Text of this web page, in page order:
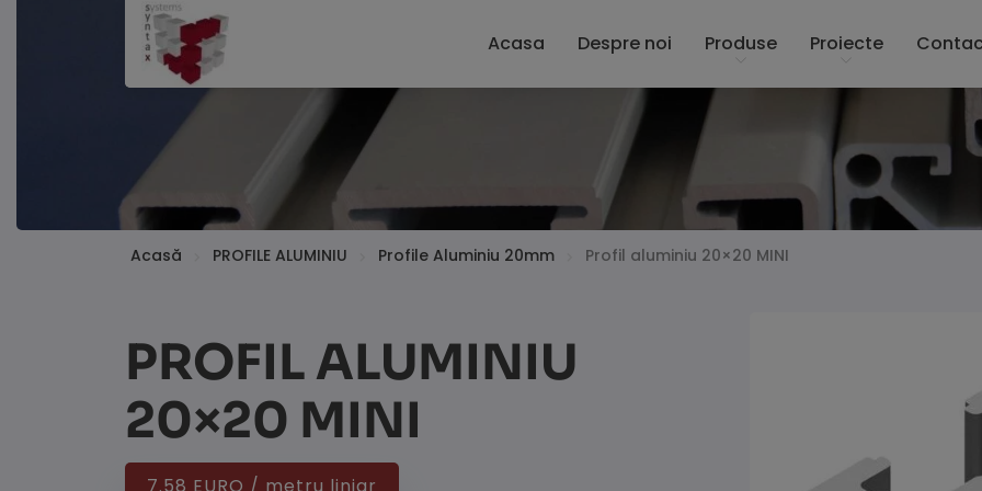
Acasa Despre noi Produse Proiecte
Acasă PROFILE ALUMINIU Profile Aluminiu 20mm Profil aluminiu 20×20 MINI
PROFIL ALUMINIU
20×20 MINI